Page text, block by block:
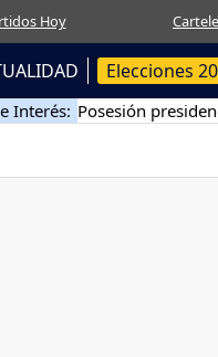
Hoy
Elecciones
Interés: Posesión